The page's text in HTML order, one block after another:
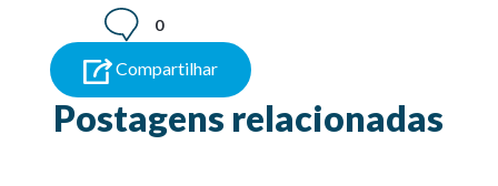
0
Compartilhar
Postagens relacionadas